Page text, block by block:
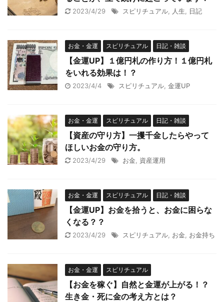
2023/4/29 スピリチュアル 人生 日記
お金・金運 スピリチュアル 日記・雑談
【金運UP】１億円札の作り方！１億円札
をいれる効果は！？
2023/4/4 スピリチュアル 金運UP
お金・金運 スピリチュアル 日記・雑談
【資産の守り方】一攫千金したらやって
ほしいお金の守り方。
2023/4/29 お金 資産運用
お金・金運 スピリチュアル 日記・雑談
【金運UP】お金を拾うと、お金に困らな
くなる？？
2023/4/29 スピリチュアル お金 お金持ち
お金・金運 スピリチュアル
【お金を稼ぐ】自然と金運が上がる！？
生き金・死に金の考え方とは？